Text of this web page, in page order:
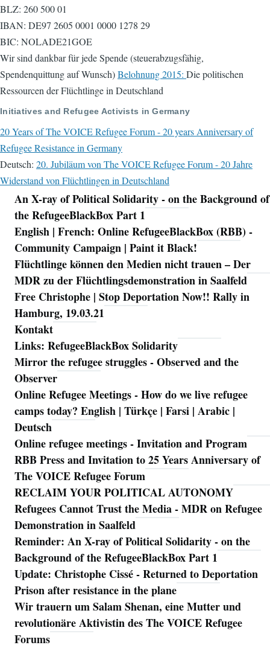
BLZ: 260 500 01
IBAN: DE97 2605 0001 0000 1278 29
BIC: NOLADE21GOE
Wir sind dankbar für jede Spende (steuerabzugsfähig,
Spendenquittung auf Wunsch)Belohnung 2015: Die politischen
Ressourcen der Flüchtlinge in Deutschland
Initiatives and Refugee Activists in Germany
20 Years of The VOICE Refugee Forum - 20 years Anniversary of
Refugee Resistance in Germany
Deutsch: 20. Jubiläum von The VOICE Refugee Forum - 20 Jahre
Widerstand von Flüchtlingen in Deutschland
Navigation
An X-ray of Political Solidarity - on the Background of
the RefugeeBlackBox Part 1
English | French: Online RefugeeBlackBox (RBB) -
Community Campaign | Paint it Black!
Flüchtlinge können den Medien nicht trauen – Der
MDR zu der Flüchtlingsdemonstration in Saalfeld
Free Christophe | Stop Deportation Now!! Rally in
Hamburg, 19.03.21
Kontakt
Links: RefugeeBlackBox Solidarity
Mirror the refugee struggles - Observed and the
Observer
Online Refugee Meetings - How do we live refugee
camps today? English | Türkçe | Farsi | Arabic |
Deutsch
Online refugee meetings - Invitation and Program
RBB Press and Invitation to 25 Years Anniversary of
The VOICE Refugee Forum
RECLAIM YOUR POLITICAL AUTONOMY
Refugees Cannot Trust the Media - MDR on Refugee
Demonstration in Saalfeld
Reminder: An X-ray of Political Solidarity - on the
Background of the RefugeeBlackBox Part 1
Update: Christophe Cissé - Returned to Deportation
Prison after resistance in the plane
Wir trauern um Salam Shenan, eine Mutter und
revolutionäre Aktivistin des The VOICE Refugee
Forums